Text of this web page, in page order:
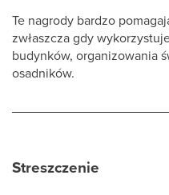
Te nagrody bardzo
zwłaszcza gdy
budynków, organizowania
osadników.
Streszczenie